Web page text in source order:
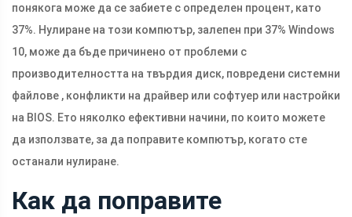
понякога може да се забиете с определен процент, като
37%. Нулиране на този компютър, залепен при 37% Windows
10, може да бъде причинено от проблеми с
производителността на твърдия диск, повредени системни
файлове , конфликти на драйвер или софтуер или настройки
на BIOS. Ето няколко ефективни начини, по които можете
да използвате, за да поправите компютър, когато сте
останали нулиране.
Как да поправите